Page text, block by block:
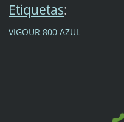
Etiquetas:
VIGOUR 800 AZUL